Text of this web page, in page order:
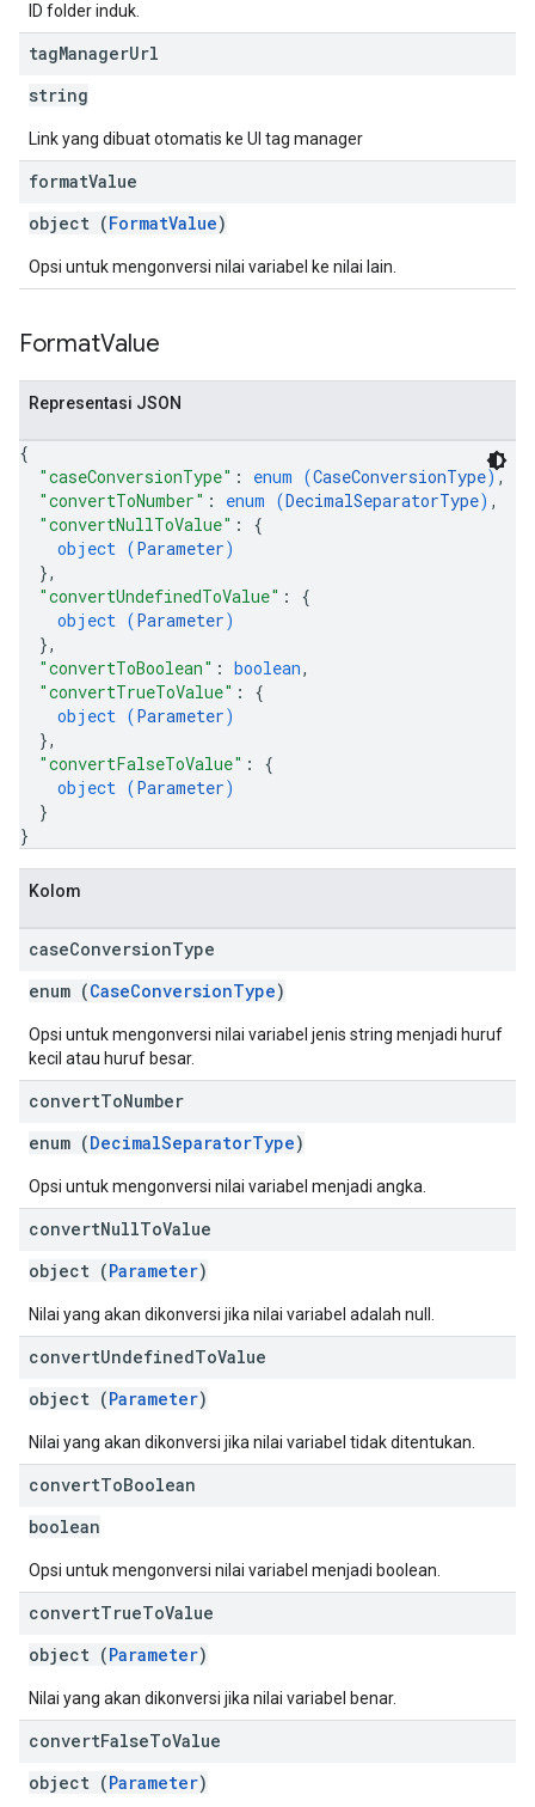
ID folder induk.
tagManagerUrl
string
Link yang dibuat otomatis ke UI tag manager
formatValue
object (FormatValue)
Opsi untuk mengonversi nilai variabel ke nilai lain.
FormatValue
Representasi JSON
{
"caseConversionType" : enum (CaseConversionType),
"convertToNumber" : enum (DecimalSeparatorType) ,
"convertNullToValue" : {
object (Parameter)
},
"convertUndefinedToValue" : {
object (Parameter)
},
"convertToBoolean" : boolean,
"convertTrueToValue" : {
object (Parameter)
},
"convertFalseToValue" : {
object (Parameter)
}
}
Kolom
caseConversionType
enum (CaseConversionType)
Opsi untuk mengonversi nilai variabel jenis string menjadi huruf
kecil atau huruf besar.
convertToNumber
enum (DecimalSeparatorType)
Opsi untuk mengonversi nilai variabel menjadi angka.
convertNullToValue
object (Parameter)
Nilai yang akan dikonversi jika nilai variabel adalah null.
convertUndefinedToValue
object (Parameter)
Nilai yang akan dikonversi jika nilai variabel tidak ditentukan.
convertToBoolean
boolean
Opsi untuk mengonversi nilai variabel menjadi boolean.
convertTrueToValue
object (Parameter)
Nilai yang akan dikonversi jika nilai variabel benar.
convertFalseToValue
object (Parameter)